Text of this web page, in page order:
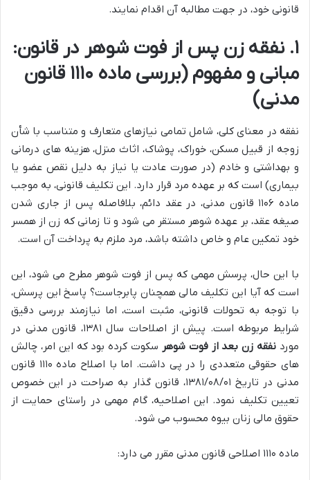
قانونی خود، در جهت مطالبه آن اقدام نمایند.
۱. نفقه زن پس از فوت شوهر در قانون:
مبانی و مفهوم (بررسی ماده ۱۱۱۰ قانون
مدنی)
نفقه در معنای کلی، شامل تمامی نیازهای متعارف و متناسب با شأن
زوجه از قبیل مسکن، خوراک، پوشاک، اثاث منزل، هزینه های درمانی
و بهداشتی و خادم (در صورت عادت یا نیاز به دلیل نقص عضو یا
بیماری) است که بر عهده مرد قرار دارد. این تکلیف قانونی، به موجب
ماده ۱۱۰۶ قانون مدنی، در عقد دائم، بلافاصله پس از جاری شدن
صیغه عقد، بر عهده شوهر مستقر می شود و تا زمانی که زن از همسر
خود تمکین عام و خاص داشته باشد، مرد ملزم به پرداخت آن است.
با این حال، پرسش مهمی که پس از فوت شوهر مطرح می شود، این
است که آیا این تکلیف مالی همچنان پابرجاست؟ پاسخ این پرسش،
با توجه به تحولات قانونی، مثبت است، اما نیازمند بررسی دقیق
شرایط مربوطه است. پیش از اصلاحات سال ۱۳۸۱، قانون مدنی در
مورد نفقه زن بعد از فوت شوهر سکوت کرده بود که این امر، چالش
های حقوقی متعددی را در پی داشت. اما با اصلاح ماده ۱۱۱۰ قانون
مدنی در تاریخ ۱۳۸۱/۰۸/۰۱، قانون گذار به صراحت در این خصوص
تعیین تکلیف نمود. این اصلاحیه، گام مهمی در راستای حمایت از
حقوق مالی زنان بیوه محسوب می شود.
ماده ۱۱۱۰ اصلاحی قانون مدنی مقرر می دارد: